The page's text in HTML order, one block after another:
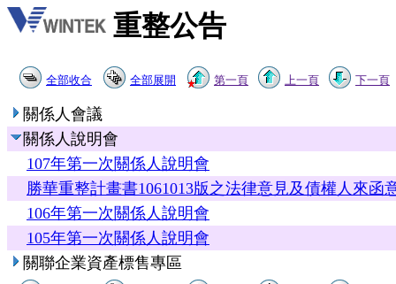
重整公告
全部收合 全部展開 第一頁 上一頁 下一頁
關係人會議
關係人說明會
107年第一次關係人說明會
勝華重整計畫書1061013版之法律意見及債權人來函
106年第一次關係人說明會
105年第一次關係人說明會
關聯企業資產標售專區